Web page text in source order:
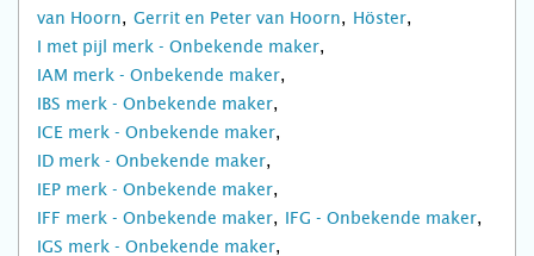
van Hoorn
Gerrit en Peter van Hoorn
Höster
I met pijl merk - Onbekende maker
IAM merk - Onbekende maker
IBS merk - Onbekende maker
ICE merk - Onbekende maker
ID merk - Onbekende maker
IEP merk - Onbekende maker
IFF merk - Onbekende maker
IFG - Onbekende maker
IGS merk - Onbekende maker